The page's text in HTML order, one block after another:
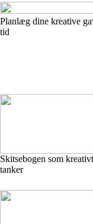
Planlæg dine kreative
tid
Skitsebogen som
tanker